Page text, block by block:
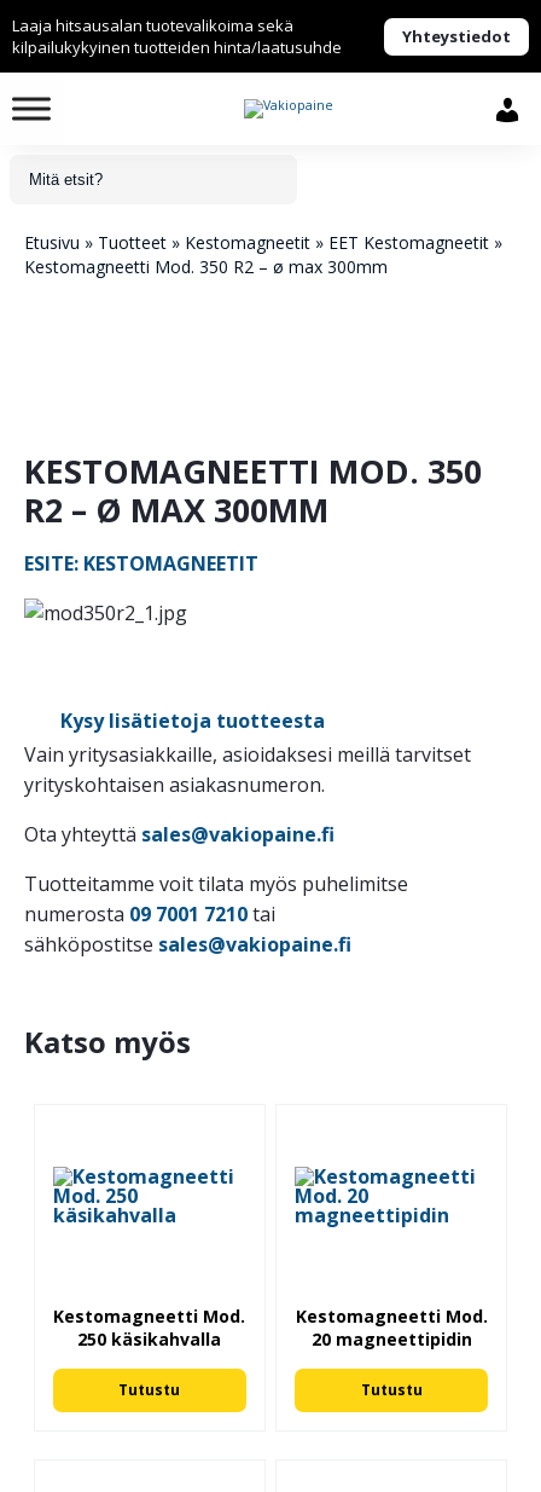
Laaja hitsausalan tuotevalikoima sekä
kilpailukykyinen tuotteiden hinta/laatusuhde
Yhteystiedot
Etusivu » Tuotteet » Kestomagneetit » EET Kestomagneetit »
Kestomagneetti Mod. 350 R2 – ø max 300mm
KESTOMAGNEETTI MOD. 350
R2 – Ø MAX 300MM
ESITE: KESTOMAGNEETIT
Kysy lisätietoja tuotteesta
Vain yritysasiakkaille, asioidaksesi meillä tarvitset
yrityskohtaisen asiakasnumeron.
Ota yhteyttä sales@vakiopaine.fi
Tuotteitamme voit tilata myös puhelimitse
numerosta 09 7001 7210tai
sähköpostitse sales@vakiopaine.fi
Katso myös
Kestomagneetti Mod.
250 käsikahvalla
Tutustu
Kestomagneetti Mod.
20 magneettipidin
Tutustu